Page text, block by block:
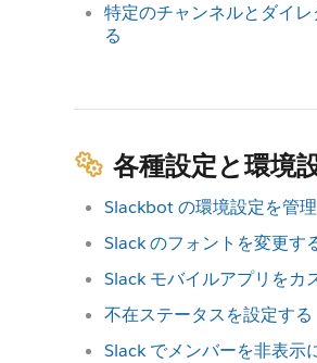
特定のチャンネルとダイ
る
各種設定と環境
Slackbot の環境設定を管
Slack のフォントを変更す
Slack モバイルアプリをカ
不在ステータスを設定する
Slack でメンバーを非表示